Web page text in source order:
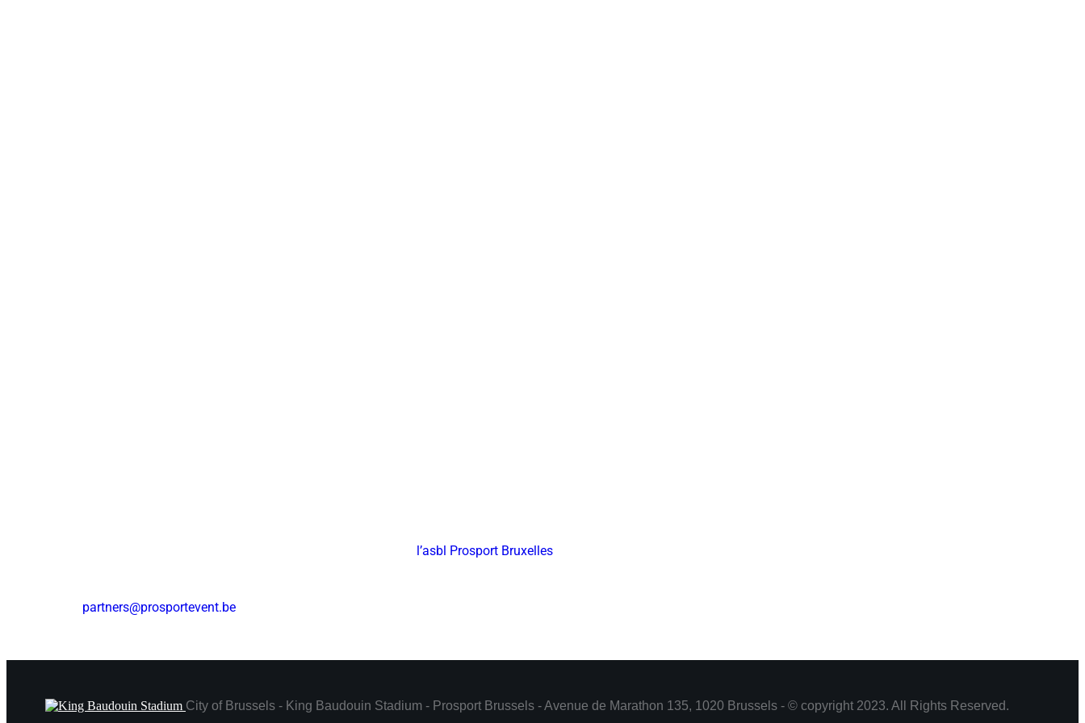
l’asbl Prosport Bruxelles
partners@prosportevent.be
City of Brussels - King Baudouin Stadium - Prosport Brussels - Avenue de Marathon 135, 1020 Brussels - © copyright 2023. All Rights Reserved.